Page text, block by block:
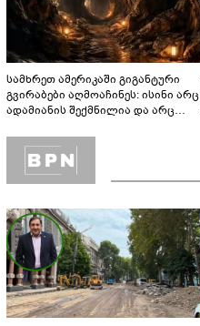
სამხრეთ ამერიკაში გიგანტური
გვირაბები აღმოაჩინეს: ისინი არც
ადამიანის შექმნილია და არც
ლაბირინთები?